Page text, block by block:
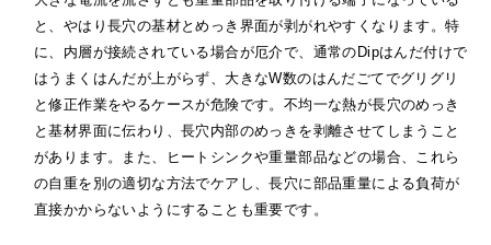
と、やはり長穴の基材とめっき界面が剥がれやすくなります。特
に、内層が接続されている場合が厄介で、通常のDipはんだ付けで
はうまくはんだが上がらず、大きなW数のはんだごてでグリグリ
と修正作業をやるケースが危険です。不均一な熱が長穴のめっき
と基材界面に伝わり、長穴内部のめっきを剥離させてしまうこと
があります。また、ヒートシンクや重量部品などの場合、これら
の自重を別の適切な方法でケアし、長穴に部品重量による負荷が
直接かからないようにすることも重要です。